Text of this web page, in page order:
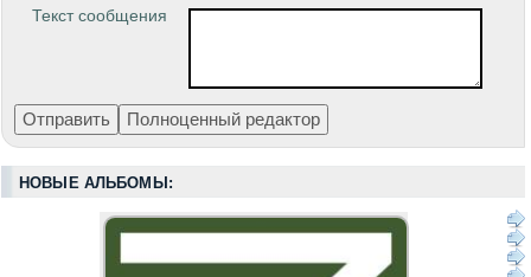
Текст сообщения
НОВЫЕ АЛЬБОМЫ: